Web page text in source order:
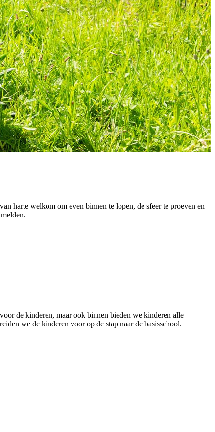
harte welkom om even binnen te lopen, de sfeer te proeven en
de kinderen, maar ook binnen bieden we kinderen alle
we de kinderen voor op de stap naar de basisschool.